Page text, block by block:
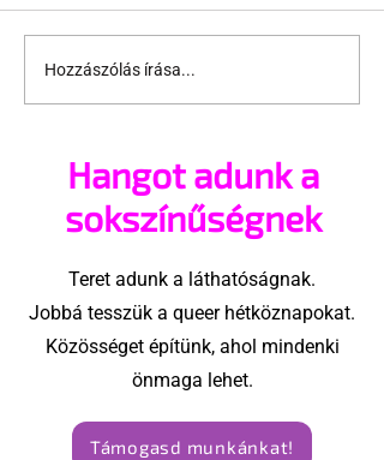
A mellrákszűrésről
senki sem beszél a
után - pedig kellene
Hozzászólás írása...
Hangot adunk a
sokszínűségnek
Teret adunk a láthatóságnak.
Jobbá tesszük a queer hétköznapokat.
Közösséget építünk, ahol mindenki
önmaga lehet.
Támogasd munkánkat!